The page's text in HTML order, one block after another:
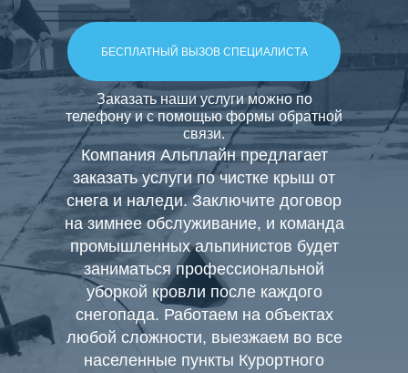
Заказать наши услуги можно по
телефону и с помощью формы обратной
связи.
Компания Альплайн предлагает
заказать услуги по чистке крыш от
снега и наледи. Заключите договор
на зимнее обслуживание, и команда
промышленных альпинистов будет
заниматься профессиональной
уборкой кровли после каждого
снегопада. Работаем на объектах
любой сложности, выезжаем во все
населенные пункты Курортного
БЕСПЛАТНЫЙ ВЫЗОВ СПЕЦИАЛИСТА
очистка кровли от снега чистка кровли от
кровли уборка снега с кровли уборка крыш
кровли очистка кровли от наледи
очистка водостоков промышленный